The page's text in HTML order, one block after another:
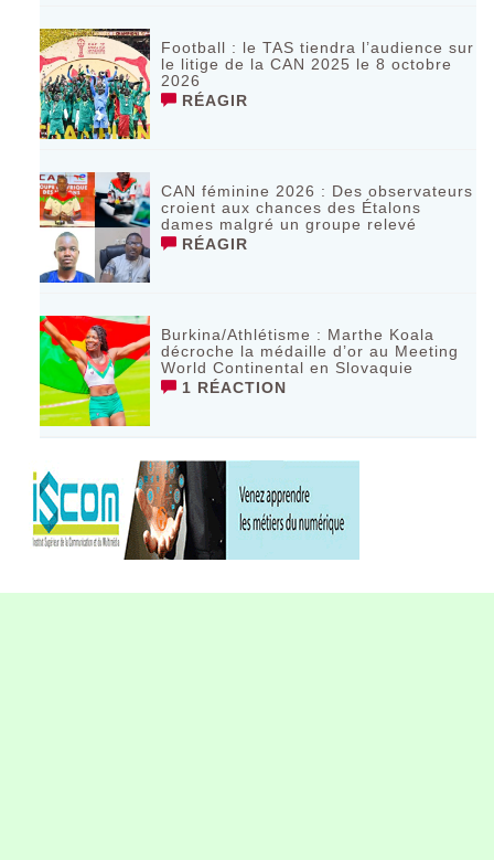
Football : le TAS tiendra l’audience sur
le litige de la CAN 2025 le 8 octobre
2026
RÉAGIR
CAN féminine 2026 : Des observateurs
croient aux chances des Étalons
dames malgré un groupe relevé
RÉAGIR
Burkina/Athlétisme : Marthe Koala
décroche la médaille d’or au Meeting
World Continental en Slovaquie ‎
1 RÉACTION